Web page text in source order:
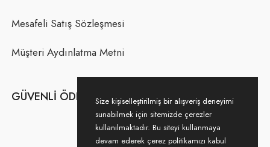
Mesafeli Satış Sözleşmesi
Müşteri Aydınlatma Metni
GÜVENLI ÖDEMESize kişiselleştirilmiş bir alışveriş deneyimi
sunabilmek için sitemizde çerezler
kullanılmaktadır. Bu siteyi kullanmaya
devam ederek çerez politikamızı kabul